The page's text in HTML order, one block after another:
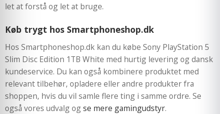
let at forstå og let at bruge.
Køb trygt hos Smartphoneshop.dk
Hos Smartphoneshop.dk kan du købe Sony PlayStation 5
Slim Disc Edition 1TB White med hurtig levering og dansk
kundeservice. Du kan også kombinere produktet med
relevant tilbehør, opladere eller andre produkter fra
shoppen, hvis du vil samle flere ting i samme ordre. Se
også vores udvalg ogse mere gamingudstyr.